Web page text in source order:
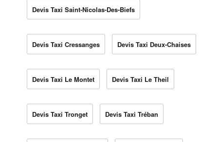
Devis Taxi Saint-Nicolas-Des-Biefs
Devis Taxi Cressanges Devis Taxi Deux-Chaises
Devis Taxi Le Montet Devis Taxi Le Theil
Devis Taxi Tronget Devis Taxi Tréban